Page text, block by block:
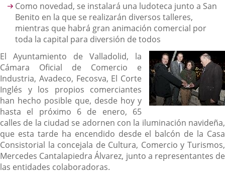
Como novedad, se instalará una ludoteca junto a San
Benito en la que se realizarán diversos talleres,
mientras que habrá gran animación comercial por
toda la capital para diversión de todos
El Ayuntamiento de Valladolid, la
Cámara Oficial de Comercio e
Industria, Avadeco, Fecosva, El Corte
Inglés y los propios comerciantes
han hecho posible que, desde hoy y
hasta el próximo 6 de enero, 65
calles de la ciudad se adornen con la iluminación navideña,
que esta tarde ha encendido desde el balcón de la Casa
Consistorial la concejala de Cultura, Comercio y Turismos,
Mercedes Cantalapiedra Álvarez, junto a representantes de
las entidades colaboradoras.